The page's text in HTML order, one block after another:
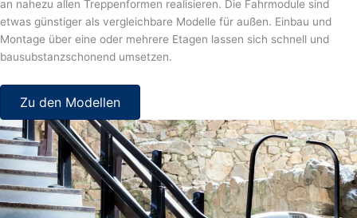
an nahezu allen Treppenformen realisieren. Die Fahrmodule sind
etwas günstiger als vergleichbare Modelle für außen. Einbau und
Montage über eine oder mehrere Etagen lassen sich schnell und
bausubstanzschonend umsetzen.
Zu den Modellen